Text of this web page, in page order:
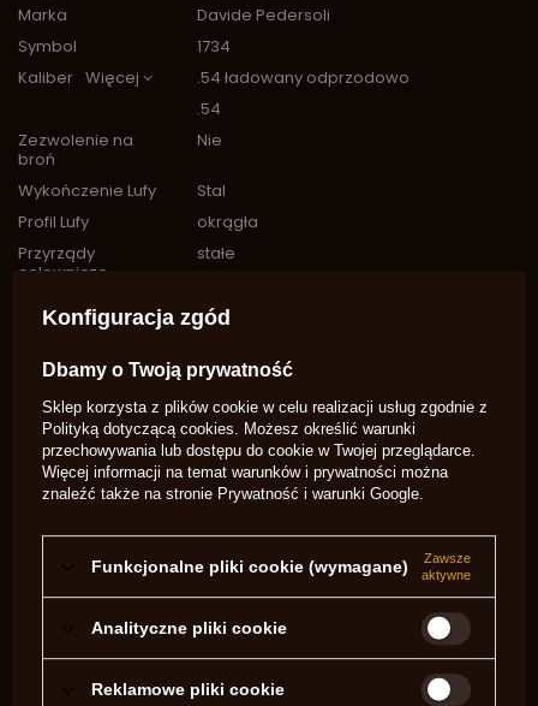
Marka
Davide Pedersoli
Symbol
1734
Kaliber Więcej
.54 ładowany odprzodowo
.54
Zezwolenie na
broń
Nie
Wykończenie Lufy
Stal
Profil Lufy
okrągła
Przyrządy
celownicze
stałe
Przyśpiesznik
Nie
Gładka
Rozmiar
Kapiszona
4mm
Gwint Kominka
1/4 x 28 unf
Typ zapłonu
kapiszonowy
Potrzebujesz pomocy? Masz pytania?
niezwłocznie, najciekawsze pytania i
odpowiedzi publikując dla innych.
Zadaj pytanie
OPINIE O PISTOLET HARPER'S FERRY 54 -
KAPISZONOWY
Konfiguracja zgód
Dbamy o Twoją prywatność
Sklep korzysta z plików cookie w celu realizacji usług zgodnie z
Polityką dotyczącą cookies. Możesz określić warunki
przechowywania lub dostępu do cookie w Twojej przeglądarce.
Więcej informacji na temat warunków i prywatności można
znaleźć także na stronie Prywatność i warunki Google.
Funkcjonalne pliki cookie (wymagane)
Zawsze
aktywne
Analityczne pliki cookie
Reklamowe pliki cookie